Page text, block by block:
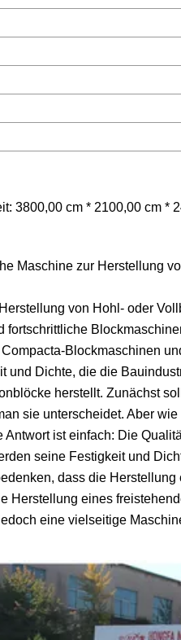
3800,00 cm * 2100,00 cm *
Maschine zur Herstellung
von Hohl- oder
fortschrittliche
Blockmaschinen
und Dichte, die die
herstellt. Zunächst
sie unterscheidet. Aber
ist einfach: Die
seine Festigkeit und
dass die
Herstellung eines
eine vielseitige